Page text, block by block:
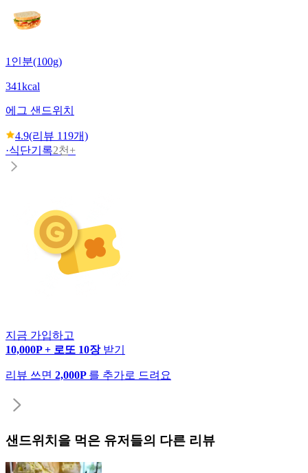
1인분(100g)
341kcal
에그 샌드위치
4.9(리뷰 119개)
·식단기록2천+
지금 가입하고
10,000P + 로또 10장 받기
리뷰 쓰면 2,000P 를 추가로 드려요
샌드위치 을 먹은 유저들의 다른 리뷰